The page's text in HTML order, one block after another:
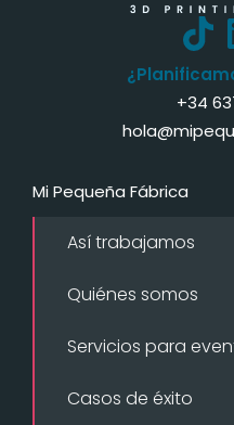
+34
Mi Pequeña Fábrica
Así trabajamos
Quiénes somos
Servicios para
Casos de éxito